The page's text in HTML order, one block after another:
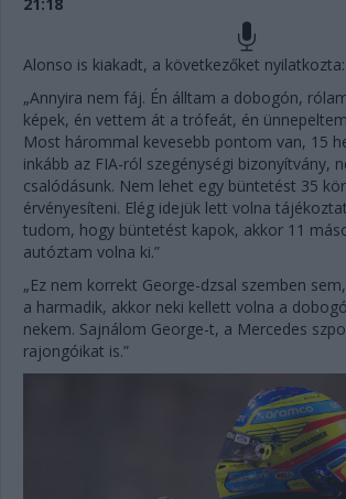
Alonso is kiakadt, a következőket nyilatkozta:
„Annyira nem fáj. Én álltam a dobogón,
képek, én vettem át a trófeát, én
Most hárommal kevesebb pontom van, 15
inkább az FIA-ról szegénységi bizonyítvány,
csalódásunk. Nem lehet egy büntetést 35
érvényesíteni. Elég idejük lett volna
tudom, hogy büntetést kapok, akkor 11
autóztam volna ki.”
„Ez nem korrekt George-dzsal szemben
a harmadik, akkor neki kellett volna a
nekem. Sajnálom George-t, a Mercedes
rajongóikat is.”